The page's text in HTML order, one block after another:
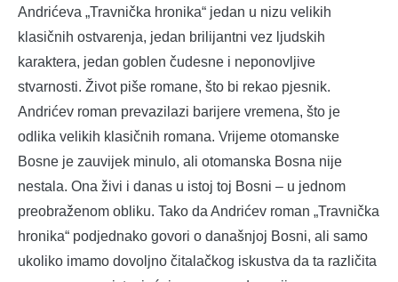
Andrićeva „Travnička hronika“ jedan u nizu velikih
klasičnih ostvarenja, jedan brilijantni vez ljudskih
karaktera, jedan goblen čudesne i neponovljive
stvarnosti. Život piše romane, što bi rekao pjesnik.
Andrićev roman prevazilazi barijere vremena, što je
odlika velikih klasičnih romana. Vrijeme otomanske
Bosne je zauvijek minulo, ali otomanska Bosna nije
nestala. Ona živi i danas u istoj toj Bosni – u jednom
preobraženom obliku. Tako da Andrićev roman „Travnička
hronika“ podjednako govori o današnjoj Bosni, ali samo
ukoliko imamo dovoljno čitalačkog iskustva da ta različita